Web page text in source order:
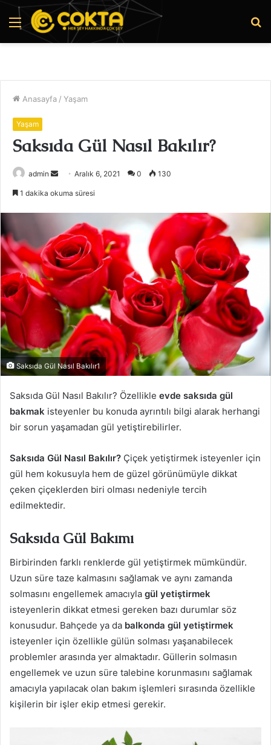
Menü
Anasayfa / Yaşam
Yaşam
Saksıda Gül Nasıl Bakılır?
admin
Bir
Aralık 6, 2021 0 130
1 dakika okuma süresi
Saksıda Gül Nasıl Bakılır1
Saksıda Gül Nasıl Bakılır? Özellikle evde saksıda gül
bakmak isteyenler bu konuda ayrıntılı bilgi alarak herhangi
bir sorun yaşamadan gül yetiştirebilirler.
Saksıda Gül Nasıl Bakılır? Çiçek yetiştirmek isteyenler için
gül hem kokusuyla hem de güzel görünümüyle dikkat
çeken çiçeklerden biri olması nedeniyle tercih
edilmektedir.
Saksıda Gül Bakımı
Birbirinden farklı renklerde gül yetiştirmek mümkündür.
Uzun süre taze kalmasını sağlamak ve aynı zamanda
solmasını engellemek amacıyla gül yetiştirmek
isteyenlerin dikkat etmesi gereken bazı durumlar söz
konusudur. Bahçede ya da balkonda gül yetiştirmek
isteyenler için özellikle gülün solması yaşanabilecek
problemler arasında yer almaktadır. Güllerin solmasın
engellemek ve uzun süre talebine korunmasını sağlamak
amacıyla yapılacak olan bakım işlemleri sırasında özellikle
kişilerin bir işler ekip etmesi gerekir.